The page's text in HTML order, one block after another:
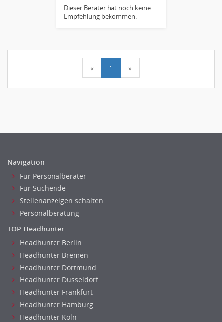
Dieser Berater hat noch keine
Empfehlung bekommen.
« 1 »
Navigation
Für Personalberater
Für Suchende
Stellenanzeigen schalten
Personalberatung
TOP Headhunter
Headhunter Berlin
Headhunter Bremen
Headhunter Dortmund
Headhunter Dusseldorf
Headhunter Frankfurt
Headhunter Hamburg
Headhunter Koln